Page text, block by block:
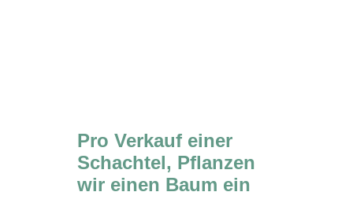
Pro Verkauf einer
Schachtel, Pflanzen
wir einen Baum ein